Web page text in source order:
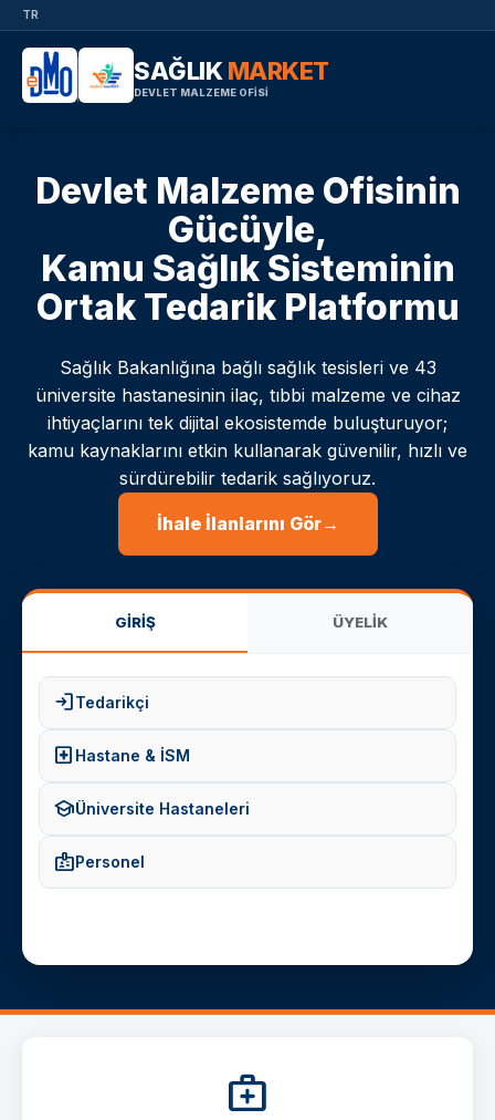
TR
SAĞLIK MARKET
DEVLET MALZEME OFİSİ
Devlet Malzeme Ofisinin
Gücüyle,
Kamu Sağlık Sisteminin
Ortak Tedarik Platformu
Sağlık Bakanlığına bağlı sağlık tesisleri ve 43
üniversite hastanesinin ilaç, tıbbi malzeme ve cihaz
ihtiyaçlarını tek dijital ekosistemde buluşturuyor;
kamu kaynaklarını etkin kullanarak güvenilir, hızlı ve
sürdürebilir tedarik sağlıyoruz.
İhale İlanlarını Gör→
GİRİŞ ÜYELİK
loginTedarikçi
local_hospital Hastane & İSM
schoolÜniversite Hastaneleri
badgePersonel
medical_services